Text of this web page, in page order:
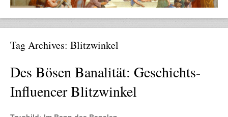
Tag Archives: Blitzwinkel
Des Bösen Banalität: Geschichts-
Influencer Blitzwinkel